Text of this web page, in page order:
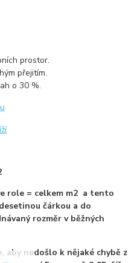
prostor.
přejitím.
o 30 %.
role = celkem m2 a tento
čárkou a do
rozměr v běžných
aby nedošlo k nějaké chybě z